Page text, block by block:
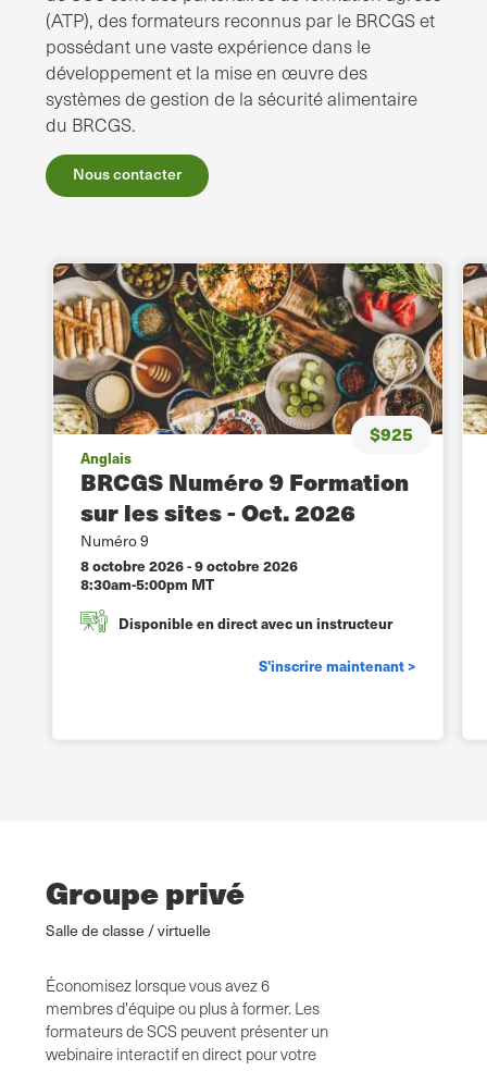
(ATP), des formateurs reconnus par le BRCGS et
possédant une vaste expérience dans le
développement et la mise en œuvre des
systèmes de gestion de la sécurité alimentaire
du BRCGS.
Nous contacter
$925
Anglais
BRCGS Numéro 9 Formation
sur les sites - Oct. 2026
Numéro 9
8 octobre 2026-9 octobre 2026
8:30am-5:00pm MT
Disponible en direct avec un instructeur
S'inscrire maintenant >
Groupe privé
Salle de classe / virtuelle
Économisez lorsque vous avez 6
membres d'équipe ou plus à former. Les
formateurs de SCS peuvent présenter un
webinaire interactif en direct pour votre